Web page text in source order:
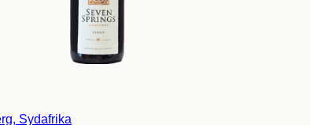
Sydafrika